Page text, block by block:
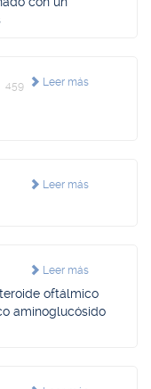
Leer más
459
Leer más
Leer más
oftálmico
aminoglucósido